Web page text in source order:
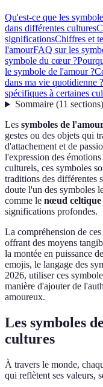
Qu'est-ce que les
dans différentes cultures
significationsChiffres et
l'amourFAQ sur les
symbole du cœur ?
le symbole de l'amour ?
dans ma vie quotidienne ?
spécifiques à certaines
Sommaire(11 sections)
Les symboles de
gestes ou des objets qui
d'attachement et de
l'expression des
culturels, ces symboles
traditions des différentes
doute l'un des symboles
comme le nœud celtique
significations profondes.
La compréhension de
offrant des moyens
la montée en puissance
emojis, le langage des
2026, utiliser ces
manière d'ajouter de
amoureux.
Les symboles
cultures
À travers le monde,
qui reflètent ses valeurs,